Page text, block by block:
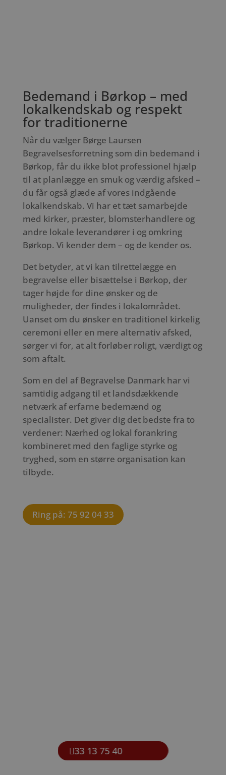
Bedemand i Børkop – med
lokalkendskab og respekt
for traditionerne
Når du vælger Børge Laursen
Begravelsesforretning som din bedemand i
Børkop, får du ikke blot professionel hjælp
til at planlægge en smuk og værdig afsked –
du får også glæde af vores indgående
lokalkendskab. Vi har et tæt samarbejde
med kirker, præster, blomsterhandlere og
andre lokale leverandører i og omkring
Børkop. Vi kender dem – og de kender os.
Det betyder, at vi kan tilrettelægge en
begravelse eller bisættelse i Børkop, der
tager højde for dine ønsker og de
muligheder, der findes i lokalområdet.
Uanset om du ønsker en traditionel kirkelig
ceremoni eller en mere alternativ afsked,
sørger vi for, at alt forløber roligt, værdigt og
som aftalt.
Som en del af Begravelse Danmark har vi
samtidig adgang til et landsdækkende
netværk af erfarne bedemænd og
specialister. Det giver dig det bedste fra to
verdener: Nærhed og lokal forankring
kombineret med den faglige styrke og
tryghed, som en større organisation kan
tilbyde.
Ring på: 75 92 04 33
33 13 75 40